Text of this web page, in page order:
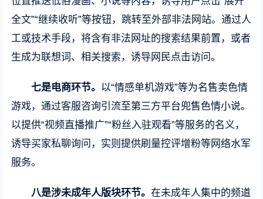
全文”“继续收听”等按钮，跳转至外部非法网站。通过人
工或技术手段，将含有非法网址的搜索结果前置，或者
生成为联想词、相关搜索，诱导网民点击访问。
七是电商环节。 以“情感单机游戏”等为名售卖色情
游戏，通过客服咨询引流至第三方平台兜售色情小说。
以提供“视频直播推广”“粉丝入驻观看”等服务的名义，
诱导买家私聊询问，实则提供刷量控评增粉等网络水军
服务。
八是涉未成年人版块环节。在未成年人集中的频道